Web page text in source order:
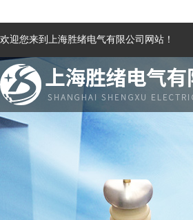
欢迎您来到上海胜绪电气有限公司网站！